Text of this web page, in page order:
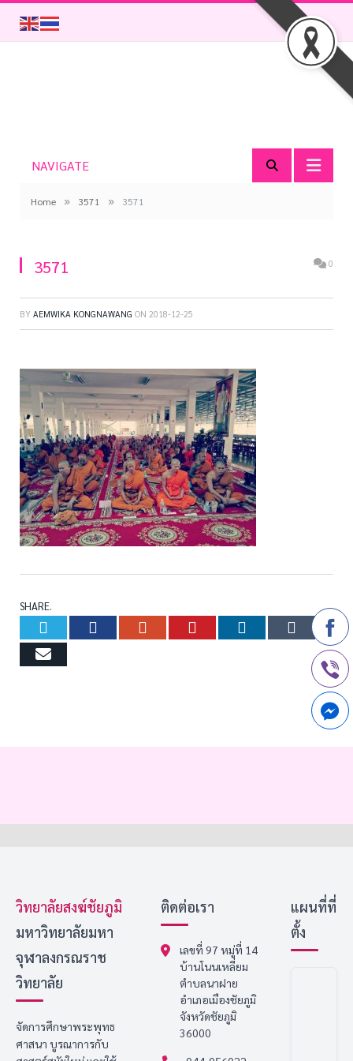
NAVIGATE
Home » 3571 » 3571
3571 0
BY AEMWIKA KONGNAWANG ON 2018-12-25
SHARE.
TwitterFacebookGoogle+PinterestLinkedIn
Email
วิทยาลัยสงฆ์ชัยภูมิ
มหาวิทยาลัยมหา
จุฬาลงกรณราช
วิทยาลัย
จัดการศึกษาพระพุทธ
ศาสนา บูรณาการกับ
ติดต่อเรา
เลขที่ 97 หมู่ที่ 14
บ้านโนนเหลี่ยม
ตำบลนาฝาย
อำเภอเมืองชัยภูมิ
จังหวัดชัยภูมิ
36000
แผนที่ที่
ตั้ง